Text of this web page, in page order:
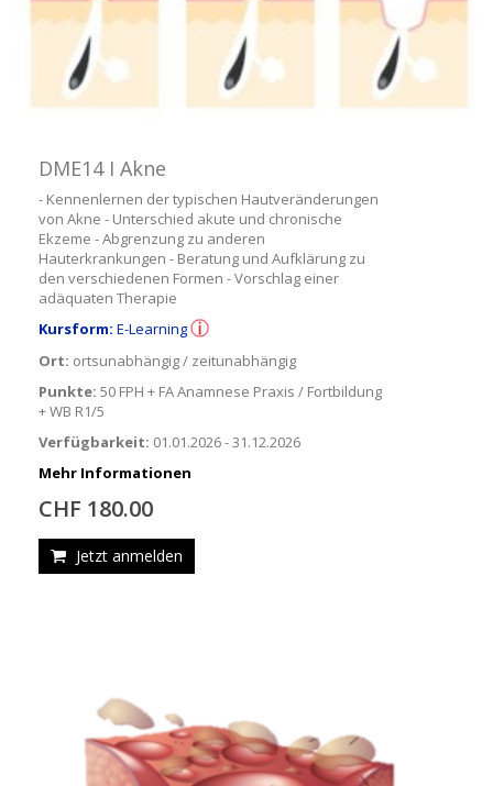
DME14 I Akne
- Kennenlernen der typischen Hautveränderungen
von Akne - Unterschied akute und chronische
Ekzeme - Abgrenzung zu anderen
Hauterkrankungen - Beratung und Aufklärung zu
den verschiedenen Formen - Vorschlag einer
adäquaten Therapie
Kursform: E-Learning
Ort: ortsunabhängig / zeitunabhängig
Punkte: 50 FPH + FA Anamnese Praxis / Fortbildung
+ WB R1/5
Verfügbarkeit: 01.01.2026 - 31.12.2026
Mehr Informationen
CHF 180.00
Jetzt anmelden